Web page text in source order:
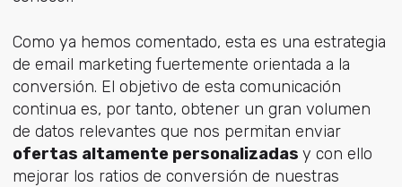
Como ya hemos comentado, esta es una estrategia
de email marketing fuertemente orientada a la
conversión. El objetivo de esta comunicación
continua es, por tanto, obtener un gran volumen
de datos relevantes que nos permitan enviar
ofertas altamente personalizadas y con ello
mejorar los ratios de conversión de nuestras